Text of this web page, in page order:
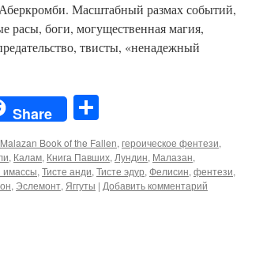
Масштабный размах событий,
расы, боги, могущественная магия,
твисты, «ненадежный
Share
Malazan Book of the Fallen,героическое фентези,
, Калам, Книга Павших,Лундин, Малазан,
имассы,Тисте анди,Тисте эдур,Фелисин,фентези,
, Эслемонт,Яггуты | Добавить комментарий